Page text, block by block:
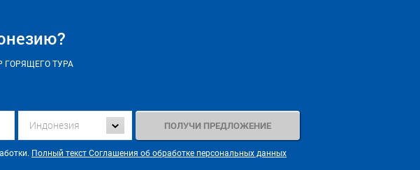
ГОРЯЩЕГО ТУРА
Индонезия
Полный текст Соглашения об обработке персональных данных